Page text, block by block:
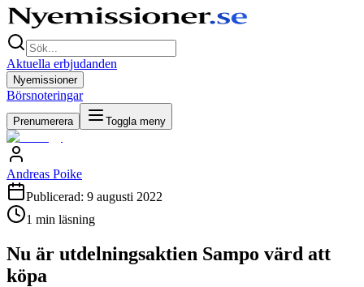
Aktuella erbjudanden
Nyemissioner
Börsnoteringar
Prenumerera Toggla meny
Andreas Poike
Publicerad: 9 augusti 2022
1 min läsning
Nu är utdelningsaktien Sampo värd att
köpa